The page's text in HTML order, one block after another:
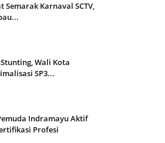
Karnaval SCTV,
Wali Kota
SP3...
Indramayu Aktif
Profesi